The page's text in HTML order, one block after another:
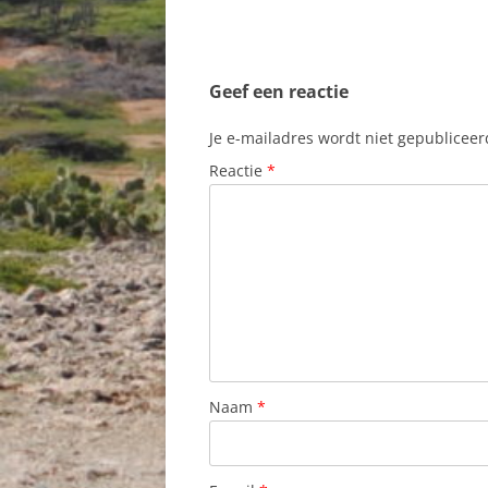
Geef een reactie
Je e-mailadres wordt niet
Reactie *
Naam *